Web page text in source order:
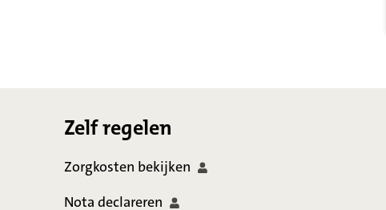
Zelf regelen
Zorgkosten bekijken
Nota declareren